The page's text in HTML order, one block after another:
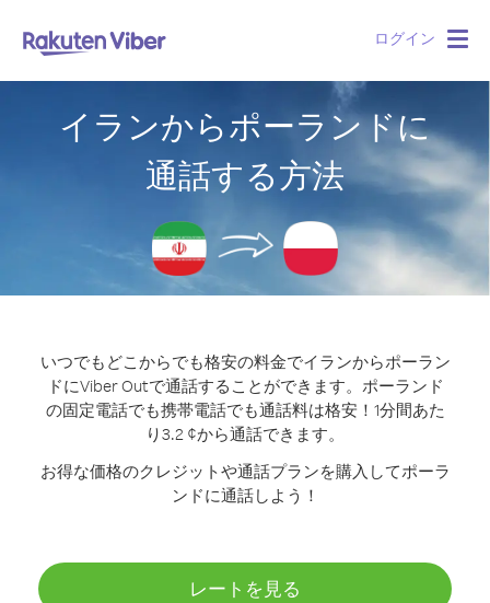
ログイン
イランからポーランドに
通話する方法
いつでもどこからでも格安の料金でイランからポーラン
ドにViber Outで通話することができます。 ポーランド
の固定電話でも携帯電話でも通話料は格安！1分間あた
り3.2 ¢から通話できます。
お得な価格のクレジットや通話プランを購入してポーラ
ンドに通話しよう！
レートを見る